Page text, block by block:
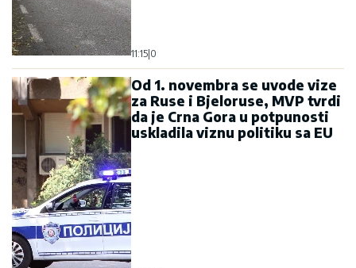
11:15 0
Od 1. novembra se uvode vize
za Ruse i Bjeloruse, MVP tvrdi
da je Crna Gora u potpunosti
uskladila viznu politiku sa EU